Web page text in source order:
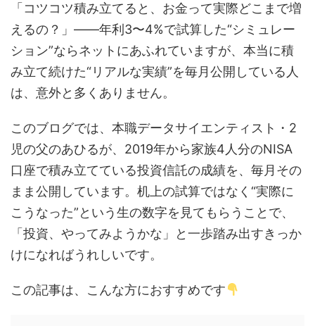
「コツコツ積み立てると、お金って実際どこまで増
えるの？」——年利3〜4%で試算した“シミュレー
ション”ならネットにあふれていますが、本当に積
み立て続けた“リアルな実績”を毎月公開している人
は、意外と多くありません。
このブログでは、本職データサイエンティスト・2
児の父のあひるが、2019年から家族4人分のNISA
口座で積み立てている投資信託の成績を、毎月その
まま公開しています。机上の試算ではなく“実際に
こうなった”という生の数字を見てもらうことで、
「投資、やってみようかな」と一歩踏み出すきっか
けになればうれしいです。
この記事は、こんな方におすすめです